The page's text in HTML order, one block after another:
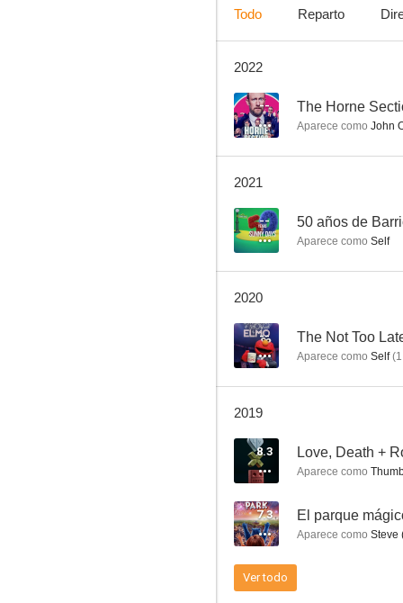
7.9
Todo Reparto
2022
-- The Horne
Aparece como John
2021
-- 50 años de
Aparece como Self
2020
-- The Not Too
Aparece como Self(1
2019
8.3 Love, Death +
Aparece como
7.3 El parque
Aparece como Steve
Ver todo